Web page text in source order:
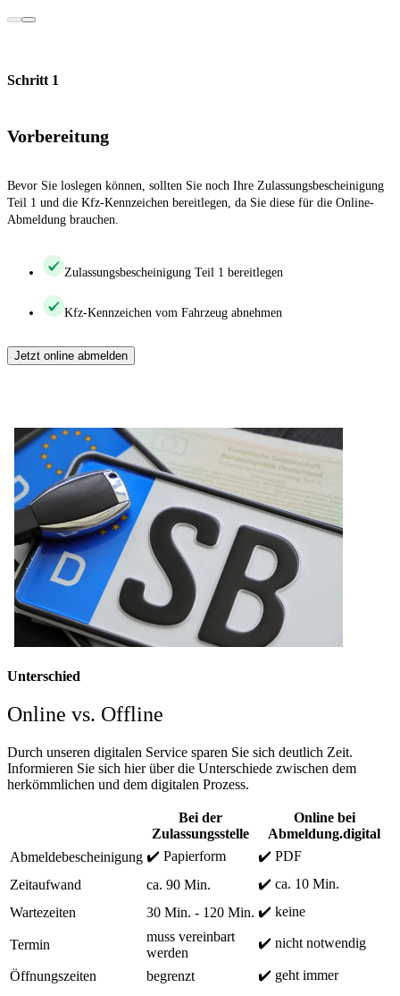
Schritt 1
Vorbereitung
Bevor Sie loslegen können, sollten Sie noch Ihre Zulassungsbescheinigung
Teil 1 und die Kfz-Kennzeichen bereitlegen, da Sie diese für die Online-
Abmeldung brauchen.
Zulassungsbescheinigung Teil 1 bereitlegen
Kfz-Kennzeichen vom Fahrzeug abnehmen
Jetzt online abmelden
Unterschied
Online vs. Offline
Durch unseren digitalen Service sparen Sie sich deutlich Zeit.
Informieren Sie sich hier über die Unterschiede zwischen dem
herkömmlichen und dem digitalen Prozess.
Bei der
Zulassungsstelle
Online bei
Abmeldung.digital
Abmeldebescheinigung ✔️ Papierform
✔️ PDF
Zeitaufwand
ca. 90 Min.
✔️ ca. 10 Min.
Wartezeiten
30 Min. - 120 Min. ✔️ keine
Termin
muss vereinbart
werden
✔️ nicht notwendig
Öffnungszeiten begrenzt ✔️ geht immer